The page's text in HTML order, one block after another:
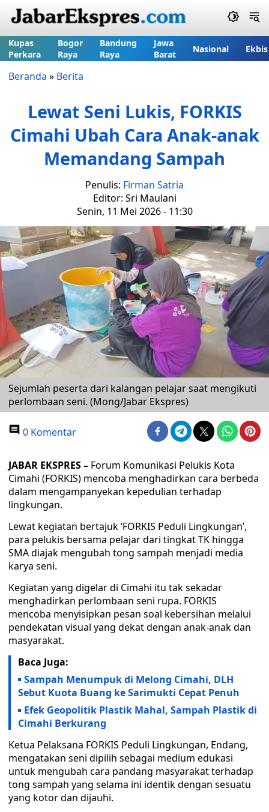
Kupas
Perkara
Bogor
Raya
Bandung
Raya
Jawa
Barat
Nasional Ekbis
Beranda » Berita
Lewat Seni Lukis, FORKIS
Cimahi Ubah Cara Anak-anak
Memandang Sampah
Penulis: Firman Satria
Editor: Sri Maulani
Senin, 11 Mei 2026 - 11:30
Sejumlah peserta dari kalangan pelajar saat mengikuti
perlombaan seni. (Mong/Jabar Ekspres)
0 Komentar
JABAR EKSPRES – Forum Komunikasi Pelukis Kota
Cimahi (FORKIS) mencoba menghadirkan cara berbeda
dalam mengampanyekan kepedulian terhadap
lingkungan.
Lewat kegiatan bertajuk ‘FORKIS Peduli Lingkungan’,
para pelukis bersama pelajar dari tingkat TK hingga
SMA diajak mengubah tong sampah menjadi media
karya seni.
Kegiatan yang digelar di Cimahi itu tak sekadar
menghadirkan perlombaan seni rupa. FORKIS
mencoba menyisipkan pesan soal kebersihan melalui
pendekatan visual yang dekat dengan anak-anak dan
masyarakat.
Baca Juga:
Sampah Menumpuk di Melong Cimahi, DLH
Sebut Kuota Buang ke Sarimukti Cepat Penuh
Efek Geopolitik Plastik Mahal, Sampah Plastik di
Cimahi Berkurang
Ketua Pelaksana FORKIS Peduli Lingkungan, Endang,
mengatakan seni dipilih sebagai medium edukasi
untuk mengubah cara pandang masyarakat terhadap
tong sampah yang selama ini identik dengan sesuatu
yang kotor dan dijauhi.